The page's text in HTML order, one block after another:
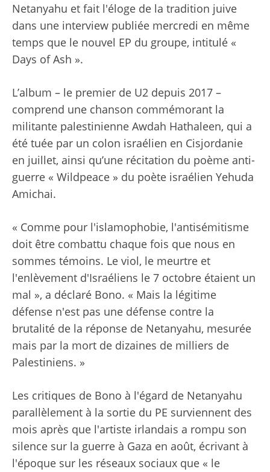
Netanyahu et fait l'éloge de la tradition juive
dans une interview publiée mercredi en même
temps que le nouvel EP du groupe, intitulé «
Days of Ash ».
L’album – le premier de U2 depuis 2017 –
comprend une chanson commémorant la
militante palestinienne Awdah Hathaleen, qui a
été tuée par un colon israélien en Cisjordanie
en juillet, ainsi qu’une récitation du poème anti-
guerre « Wildpeace » du poète israélien Yehuda
Amichai.
« Comme pour l'islamophobie, l'antisémitisme
doit être combattu chaque fois que nous en
sommes témoins. Le viol, le meurtre et
l'enlèvement d'Israéliens le 7 octobre étaient un
mal », a déclaré Bono. « Mais la légitime
défense n'est pas une défense contre la
brutalité de la réponse de Netanyahu, mesurée
mais par la mort de dizaines de milliers de
Palestiniens. »
Les critiques de Bono à l'égard de Netanyahu
parallèlement à la sortie du PE surviennent des
mois après que l'artiste irlandais a rompu son
silence sur la guerre à Gaza en août, écrivant à
l'époque sur les réseaux sociaux que « le